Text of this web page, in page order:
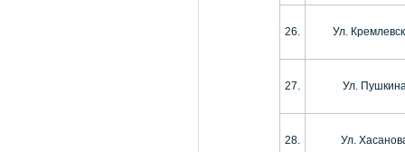
26. Ул.
27. Ул.
28. Ул.